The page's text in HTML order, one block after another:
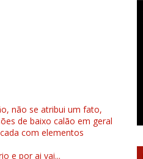
não se atribui um fato,
de baixo calão em geral
com elementos
e por ai vai...